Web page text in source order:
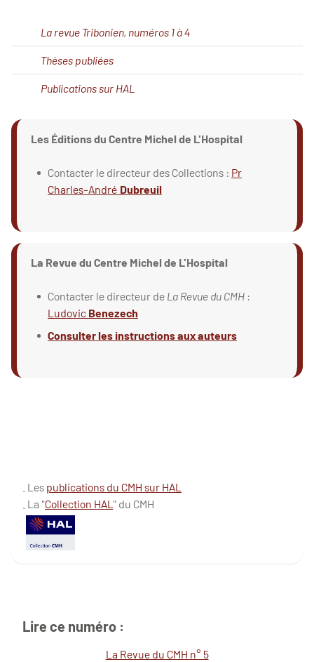
La revue Tribonien, numéros 1 à 4
Thèses publiées
Publications sur HAL
Les Éditions du Centre Michel de L'Hospital
Contacter le directeur des Collections : Pr
Charles-André Dubreuil
La Revue du Centre Michel de L'Hospital
Contacter le directeur de La Revue du CMH :
Ludovic Benezech
Consulter les instructions aux auteurs
. Les publications du CMH sur HAL
. La "Collection HAL " du CMH
Lire ce numéro :
La Revue du CMH n° 5